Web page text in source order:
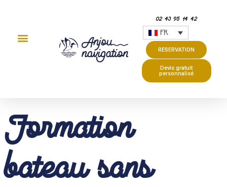
02 43 95 14 42
FR
RESERVATION
Devis gratuit
personnalisé
Formation
bateau sans